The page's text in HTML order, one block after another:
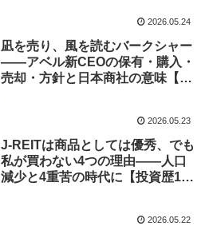
2026.05.24
凪を売り、風を読むバークシャー
——アベル新CEOの保有・購入・
売却・方針と日本商社の意味【投
2026.05.23
J-REITは商品としては優秀、でも
私が買わない4つの理由——人口
減少と4重苦の時代に【投資歴18
2026.05.22